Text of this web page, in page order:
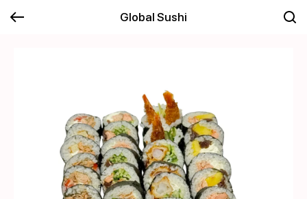
Global Sushi